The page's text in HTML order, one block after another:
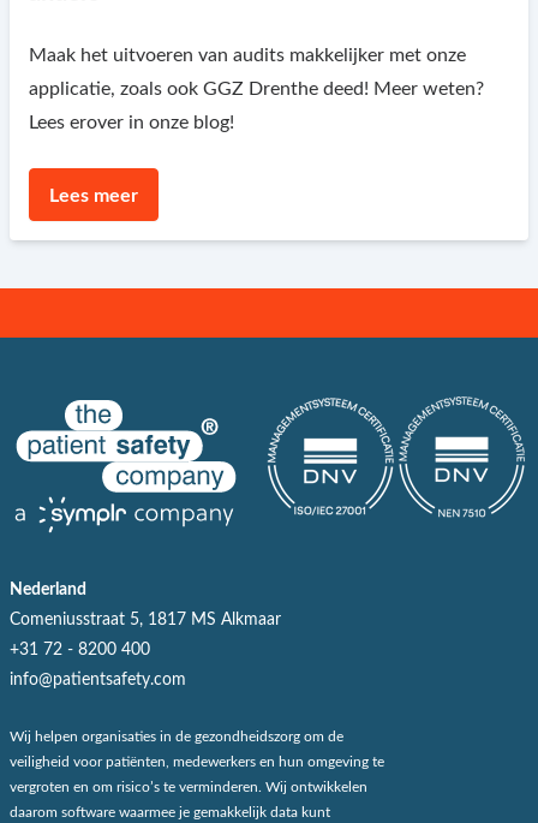
Maak het uitvoeren van audits makkelijker met onze
applicatie, zoals ook GGZ Drenthe deed! Meer weten?
Lees erover in onze blog!
Lees meer
Nederland
Comeniusstraat 5, 1817 MS Alkmaar
+31 72 - 8200 400
info@patientsafety.com
Wij helpen organisaties in de gezondheidszorg om de
veiligheid voor patiënten, medewerkers en hun omgeving te
vergroten en om risico’s te verminderen. Wij ontwikkelen
daarom software waarmee je gemakkelijk data kunt